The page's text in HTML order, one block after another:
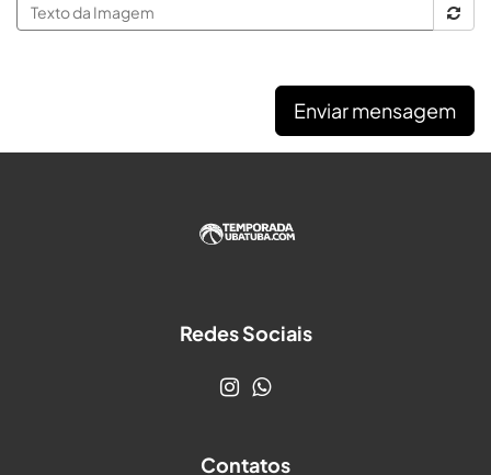
Enviar mensagem
Redes Sociais
Contatos